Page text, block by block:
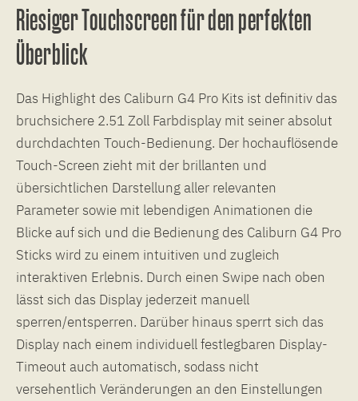
Riesiger Touchscreen für den perfekten
Überblick
Das Highlight des Caliburn G4 Pro Kits ist definitiv das
bruchsichere 2.51 Zoll Farbdisplay mit seiner absolut
durchdachten Touch-Bedienung. Der hochauflösende
Touch-Screen zieht mit der brillanten und
übersichtlichen Darstellung aller relevanten
Parameter sowie mit lebendigen Animationen die
Blicke auf sich und die Bedienung des Caliburn G4 Pro
Sticks wird zu einem intuitiven und zugleich
interaktiven Erlebnis. Durch einen Swipe nach oben
lässt sich das Display jederzeit manuell
sperren/entsperren. Darüber hinaus sperrt sich das
Display nach einem individuell festlegbaren Display-
Timeout auch automatisch, sodass nicht
versehentlich Veränderungen an den Einstellungen